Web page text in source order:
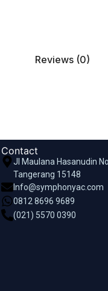
Reviews (0)
Contact
Jl Maulana Hasanudin
Tangerang 15148
Info@symphonyac.com
0812 8696 9689
(021) 5570 0390